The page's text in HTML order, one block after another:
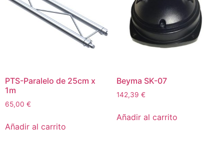
PTS-Paralelo de 25cm x
1m
65,00 €
Añadir al carrito
Beyma SK-07
142,39 €
Añadir al carrito